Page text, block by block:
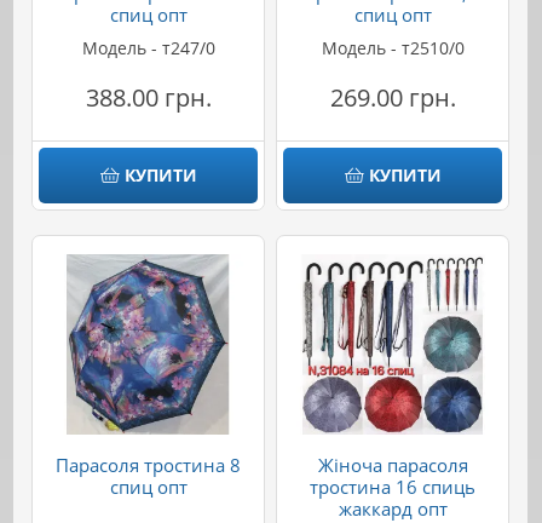
спиц опт
Модель - т247/0
388.00 грн.
КУПИТИ
спиц опт
Модель - т2510/0
269.00 грн.
КУПИТИ
Парасоля тростина 8
спиц опт
Жіноча парасоля
тростина 16 спиць
жаккард опт